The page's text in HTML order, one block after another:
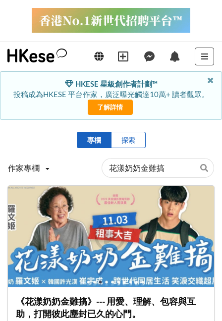
HKESE 星級創作者計劃™
投稿成為HKESE 平台作家，廣泛曝光觸達10萬+ 讀者觀眾。
了解詳情
專欄 探索
作家專欄
《花漾奶奶金難搞》--- 用愛、理解、包容與互
助，打開彼此塵封已久的心門。